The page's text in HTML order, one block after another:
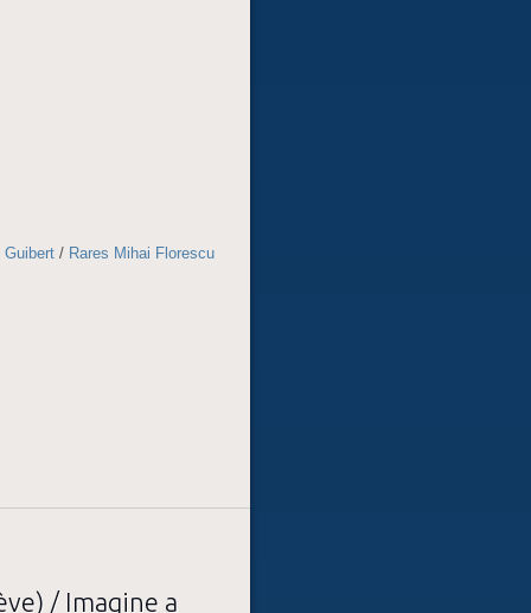
Guibert / Rares Mihai Florescu
/ Imagine a